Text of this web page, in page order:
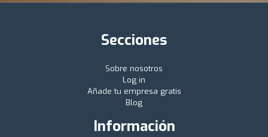
Secciones
Sobre nosotros
Log in
Añade tu empresa gratis
Blog
Información